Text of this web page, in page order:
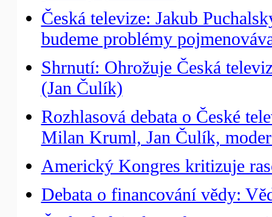
Česká televize: Jakub
budeme problémy
Shrnutí: Ohrožuje Česká
(Jan Čulík)
Rozhlasová debata o České
Milan Kruml, Jan Čulík,
Americký Kongres kritizuje
Debata o financování vědy: